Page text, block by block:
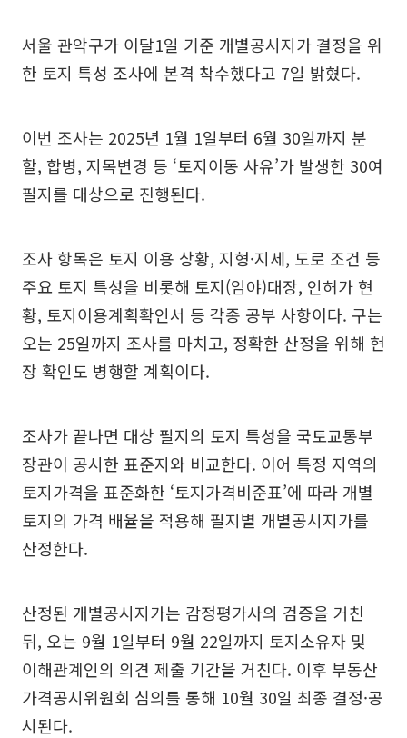
서울 관악구가 이달1일 기준 개별공시지가 결정을 위
한 토지 특성 조사에 본격 착수했다고 7일 밝혔다.
이번 조사는 2025년 1월 1일부터 6월 30일까지 분
할, 합병, 지목변경 등 ‘토지이동 사유’가 발생한 30여
필지를 대상으로 진행된다.
조사 항목은 토지 이용 상황, 지형·지세, 도로 조건 등
주요 토지 특성을 비롯해 토지(임야)대장, 인허가 현
황, 토지이용계획확인서 등 각종 공부 사항이다. 구는
오는 25일까지 조사를 마치고, 정확한 산정을 위해 현
장 확인도 병행할 계획이다.
조사가 끝나면 대상 필지의 토지 특성을 국토교통부
장관이 공시한 표준지와 비교한다. 이어 특정 지역의
토지가격을 표준화한 ‘토지가격비준표’에 따라 개별
토지의 가격 배율을 적용해 필지별 개별공시지가를
산정한다.
산정된 개별공시지가는 감정평가사의 검증을 거친
뒤, 오는 9월 1일부터 9월 22일까지 토지소유자 및
이해관계인의 의견 제출 기간을 거친다. 이후 부동산
가격공시위원회 심의를 통해 10월 30일 최종 결정·공
시된다.